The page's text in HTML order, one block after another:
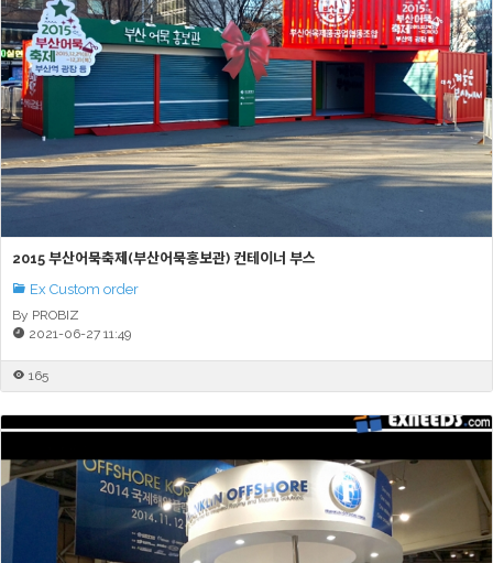
2015 부산어묵축제(부산어묵홍보관) 컨테이너 부스
Ex Custom order
By PROBIZ
2021-06-27 11:49
165